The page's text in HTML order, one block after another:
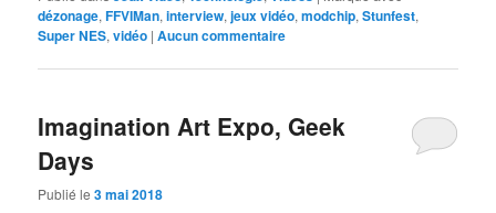
dézonage,FFVIMan,interview,jeux vidéo,modchip,Stunfest,
Super NES,vidéo |Aucun commentaire
Imagination Art Expo, Geek
Days
Publié le3 mai 2018